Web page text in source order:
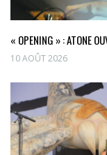
« OPENING » : ATONE
10 AOÛT 2026